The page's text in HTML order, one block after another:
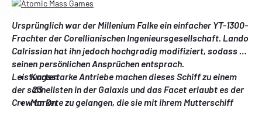
Ursprünglich war der Millenium Falke ein einfacher YT-1300-
Frachter der Corellianischen Ingenieursgesellschaft. Lando
Calrissian hat ihn jedoch hochgradig modifiziert, sodass er
seinen persönlichen Ansprüchen entsprach.
Leistungsstarke Antriebe machen dieses Schiff zu einem
der schnellsten in der Galaxis und das Facet erlaubt es der
Crew an Orte zu gelangen, die sie mit ihrem Mutterschiff
Karten
23
Marker